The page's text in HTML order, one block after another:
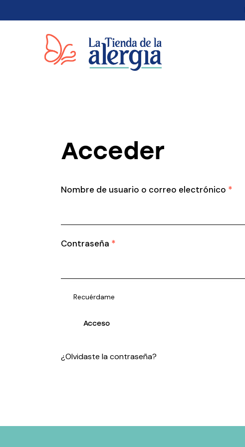
Acceder
Nombre de usuario o correo electrónico *
Contraseña *
Recuérdame
Acceso
¿Olvidaste la contraseña?